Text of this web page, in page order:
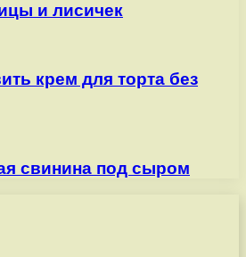
и лисичек
крем для торта без
свинина под сыром